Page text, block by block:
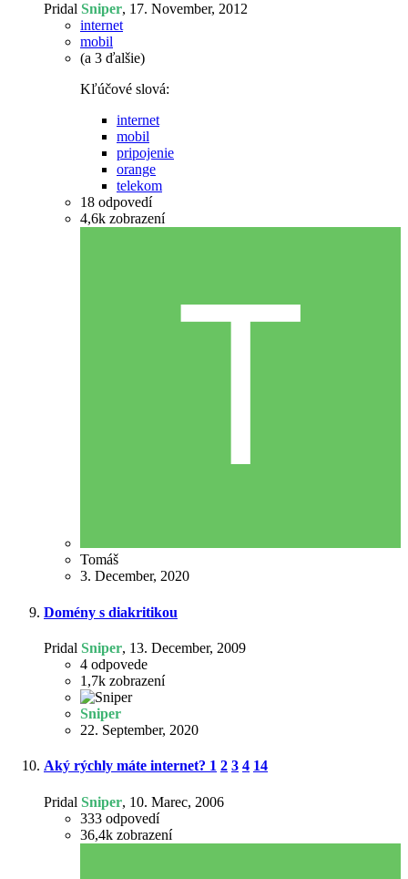
Pridal Sniper, 17. November, 2012
internet
mobil
(a 3 ďalšie)
Kľúčové slová:
internet
mobil
pripojenie
orange
telekom
18 odpovedí
4,6k zobrazení
Tomáš
3. December, 2020
Domény s diakritikou
Pridal Sniper, 13. December, 2009
4 odpovede
1,7k zobrazení
Sniper
22. September, 2020
Aký rýchly máte internet? 1 2 3 4 14
Pridal Sniper, 10. Marec, 2006
333 odpovedí
36,4k zobrazení